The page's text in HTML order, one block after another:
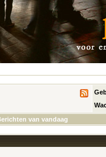
van vandaag